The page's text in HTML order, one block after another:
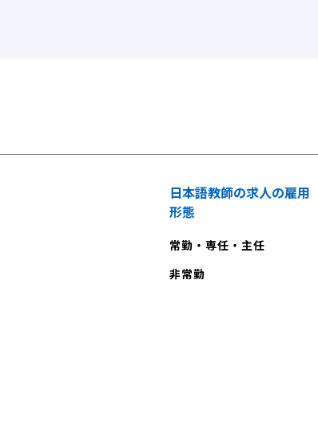
日本語教師の求人の雇用
形態
常勤・専任・主任
非常勤